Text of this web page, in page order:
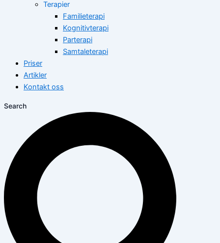
Terapier
Familieterapi
Kognitivterapi
Parterapi
Samtaleterapi
Priser
Artikler
Kontakt oss
Search